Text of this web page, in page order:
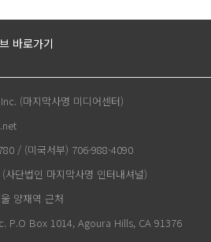
바로가기
(마지막사명 미디어센터)
/ (미국서부) 706-988-4090
단법인 마지막사명 인터내셔널)
양재역 근처
P.O Box 1014, Agoura Hills, CA 91376